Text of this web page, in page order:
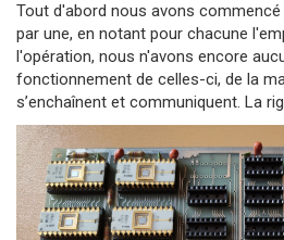
Tout d'abord nous avons
par une, en notant pour chacune
l'opération, nous n'avons encore
fonctionnement de celles-ci, de la
s’enchaînent et communiquent. La